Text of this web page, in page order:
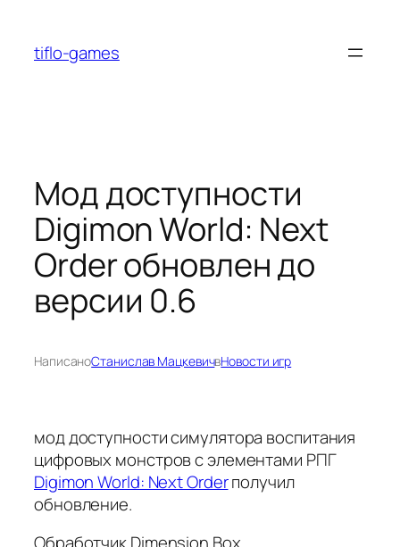
содержимому
tiflo-games
Мод доступности
Digimon World: Next
Order обновлен до
версии 0.6
НаписаноСтанислав МацкевичвНовости игр
мод доступности симулятора воспитания
цифровых монстров с элементами РПГ
Digimon World: Next Orderполучил
обновление.